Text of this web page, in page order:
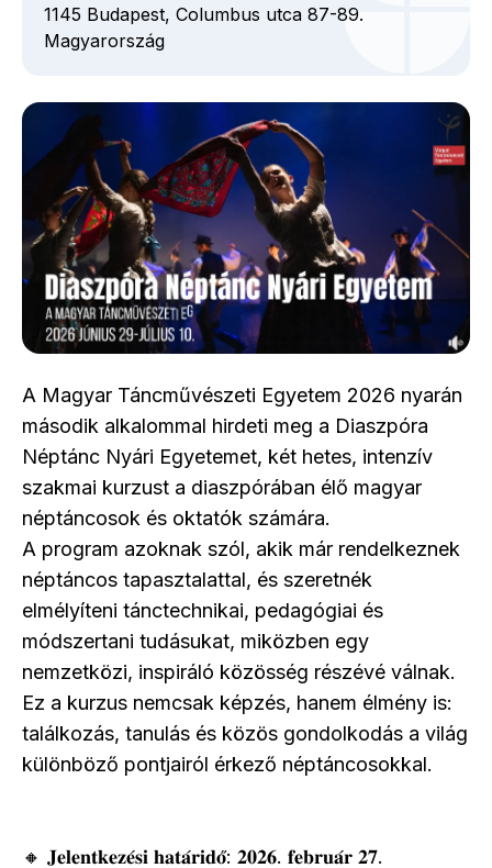
A Magyar Táncművészeti Egyetem 2026 nyarán
második alkalommal hirdeti meg a Diaszpóra
Néptánc Nyári Egyetemet, két hetes, intenzív
szakmai kurzust a diaszpórában élő magyar
néptáncosok és oktatók számára.
A program azoknak szól, akik már rendelkeznek
néptáncos tapasztalattal, és szeretnék
elmélyíteni tánctechnikai, pedagógiai és
módszertani tudásukat, miközben egy
nemzetközi, inspiráló közösség részévé válnak.
Ez a kurzus nemcsak képzés, hanem élmény is:
találkozás, tanulás és közös gondolkodás a világ
különböző pontjairól érkező néptáncosokkal.
🔸 𝐉𝐞𝐥𝐞𝐧𝐭𝐤𝐞𝐳𝐞́𝐬𝐢 𝐡𝐚𝐭𝐚́𝐫𝐢𝐝𝐨̋: 𝟐𝟎𝟐𝟔. 𝐟𝐞𝐛𝐫𝐮𝐚́𝐫 𝟐𝟕.
1145 Budapest, Columbus utca 87-89.
Magyarország